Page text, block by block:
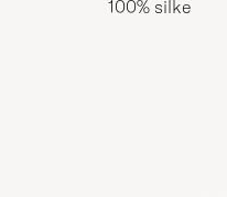
100% silke